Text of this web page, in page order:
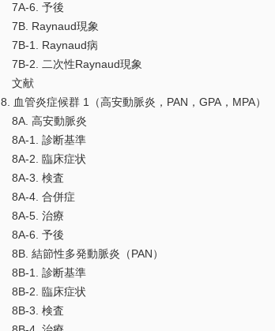
7A-6. 予後
7B. Raynaud現象
7B-1. Raynaud病
7B-2. 二次性Raynaud現象
文献
8. 血管炎症候群 1（高安動脈炎，PAN，GPA，MPA）
8A. 高安動脈炎
8A-1. 診断基準
8A-2. 臨床症状
8A-3. 検査
8A-4. 合併症
8A-5. 治療
8A-6. 予後
8B. 結節性多発動脈炎（PAN）
8B-1. 診断基準
8B-2. 臨床症状
8B-3. 検査